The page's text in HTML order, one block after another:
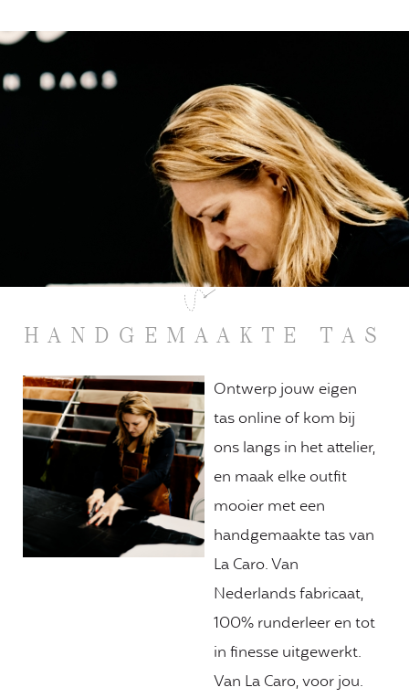
HANDGEMAAKTE TAS
Ontwerp jouw eigen
tas online of kom bij
ons langs in het attelier,
en maak elke outfit
mooier met een
handgemaakte tas van
La Caro. Van
Nederlands fabricaat,
100% runderleer en tot
in finesse uitgewerkt.
Van La Caro, voor jou.